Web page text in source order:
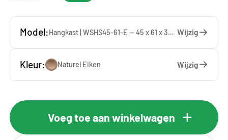
Model: Hangkast | WSHS45-61-E — 45 x 61 x 37 cm Wijzig
Kleur: Naturel Eiken Wijzig
Voeg toe aan winkelwagen